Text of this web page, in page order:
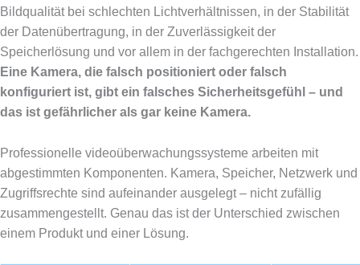
Bildqualität bei schlechten Lichtverhältnissen, in der Stabilität
der Datenübertragung, in der Zuverlässigkeit der
Speicherlösung und vor allem in der fachgerechten Installation.
Eine Kamera, die falsch positioniert oder falsch
konfiguriert ist, gibt ein falsches Sicherheitsgefühl – und
das ist gefährlicher als gar keine Kamera.
Professionelle videoüberwachungssysteme arbeiten mit
abgestimmten Komponenten. Kamera, Speicher, Netzwerk und
Zugriffsrechte sind aufeinander ausgelegt – nicht zufällig
zusammengestellt. Genau das ist der Unterschied zwischen
einem Produkt und einer Lösung.